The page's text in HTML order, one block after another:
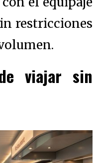
restricciones
viajar sin